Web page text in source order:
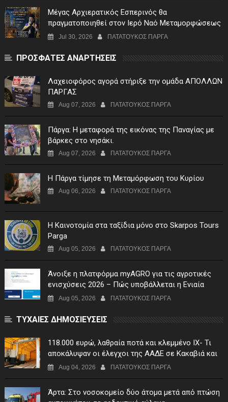
Μέγας Αρχιερατικός Εσπερινός θα
πραγματοποιηθεί στον Ιερό Ναό Μεταμορφώσεως
του Σωτήρος Σταυροχωρίου στης 5 Αυγούστου
Jul 30, 2026 ΠΑΤΑΤΟΥΚΟΣ ΠΑΡΓΑ
ΠΡΟΣΦΑΤΕΣ ΑΝΑΡΤΗΣΕΙΣ
Λαχειοφόρος αγορά στήριξε την ομάδα ΑΠΟΛΛΩΝ
ΠΑΡΓΑΣ
Aug 07, 2026 ΠΑΤΑΤΟΥΚΟΣ ΠΑΡΓΑ
Πάργα: Η μεταφορά της εικόνας της Παναγίας με
βάρκες στο νησάκι.
Aug 07, 2026 ΠΑΤΑΤΟΥΚΟΣ ΠΑΡΓΑ
Η Πάργα τίμησε τη Μεταμόρφωση του Κυρίου
Aug 06, 2026 ΠΑΤΑΤΟΥΚΟΣ ΠΑΡΓΑ
Η Καινοτομία στα ταξίδια μόνο στο Skarpos Tours
Parga
Aug 05, 2026 ΠΑΤΑΤΟΥΚΟΣ ΠΑΡΓΑ
Άνοιξε η πλατφόρμα myAGRO για τις αγροτικές
ενισχύσεις 2026 – Πώς υποβάλλεται η Ενιαία
Αίτηση Ενίσχυσης
Aug 05, 2026 ΠΑΤΑΤΟΥΚΟΣ ΠΑΡΓΑ
ΤΥΧΑΙΕΣ ΔΗΜΟΣΙΕΥΣΕΙΣ
118.000 ευρώ, λαθραία ποτά και κλεμμένο ΙΧ- Τι
αποκάλυψαν οι έλεγχοι της ΑΑΔΕ σε Κακαβιά και
Μαυρομάτι
Aug 04, 2026 ΠΑΤΑΤΟΥΚΟΣ ΠΑΡΓΑ
Άρτα: Στο νοσοκομείο δύο άτομα μετά από πτώση